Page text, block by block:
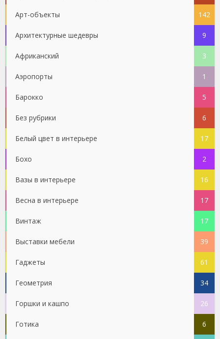
Арт-объекты 142
Архитектурные шедевры 9
Африканский 3
Аэропорты 1
Барокко 5
Без рубрики 6
Белый цвет в интерьере 17
Бохо 2
Вазы в интерьере 16
Весна в интерьере 17
Винтаж 17
Выставки мебели 39
Гаджеты 61
Геометрия 34
Горшки и кашпо 26
Готика 6